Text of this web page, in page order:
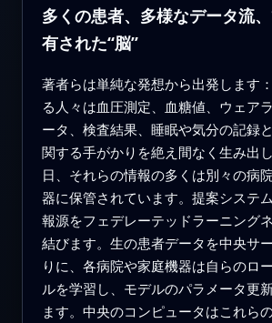
多くの患者、多様なデータ流
有された“脳”
著者らは単純な発想から出発します
る人々は血圧測定、血糖値、ウェア
ータ、検査結果、睡眠や気分の記録
関する手がかりを絶え間なく生み出
日、それらの情報の多くは別々の病
器に保管されています。提案システ
報源をフェデレーテッドラーニング
結びます。生の患者データを中央サ
りに、各病院や家庭機器は自らのロ
ルを学習し、モデルのパラメータ更
ます。中央のコンピュータはこれら